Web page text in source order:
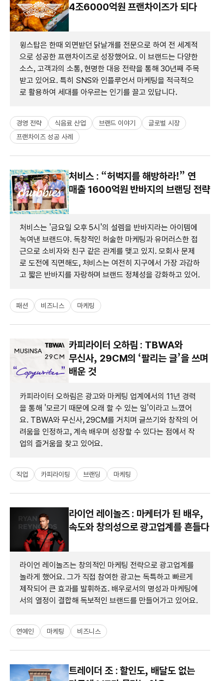
4조6000억원 프랜차이즈가 되다
윙스탑은 한때 외면받던 닭날개를 전문으로 하여 전 세계적
으로 성공한 프랜차이즈로 성장했어요. 이 브랜드는 다양한
소스, 고객과의 소통, 현명한 대응 전략을 통해 30년째 주목
받고 있어요. 특히 SNS와 인플루언서 마케팅을 적극적으
로 활용하여 세대를 아우르는 인기를 끌고 있답니다.
경영 전략 식음료 산업 브랜드 이야기
글로벌 시장
프랜차이즈 성공 사례
처비스 : “허벅지를 해방하라!” 연
매출 1600억원 반바지의 브랜딩 전략
처비스는 '금요일 오후 5시'의 설렘을 반바지라는 아이템에
녹여낸 브랜드야. 독창적인 허술한 마케팅과 유머러스한 접
근으로 소비자와 친구 같은 관계를 맺고 있지. 모회사 문제
로 도전에 직면해도, 처비스는 여전히 지구에서 가장 과감하
고 짧은 반바지를 자랑하며 브랜드 정체성을 강화하고 있어.
패션 비즈니스 마케팅
카피라이터 오하림 : TBWA와
무신사, 29CM의 ‘팔리는 글’을 쓰며
배운 것
카피라이터 오하림은 광고와 마케팅 업계에서의 11년 경력
을 통해 '모르기 때문에 오래 할 수 있는 일'이라고 느꼈어
요. TBWA와 무신사, 29CM를 거치며 글쓰기와 창작의 어
려움을 인정하고, 계속 배우며 성장할 수 있다는 점에서 작
업의 즐거움을 찾고 있어요.
직업 카피라이팅 브랜딩 마케팅
라이언 레이놀즈 : 마케터가 된 배우,
속도와 창의성으로 광고업계를 흔들다
라이언 레이놀즈는 창의적인 마케팅 전략으로 광고업계를
놀라게 했어요. 그가 직접 참여한 광고는 독특하고 빠르게
제작되어 큰 효과를 발휘하죠. 배우로서의 명성과 마케팅에
서의 열정이 결합해 독보적인 브랜드를 만들어가고 있어요.
연예인 마케팅 비즈니스
트레이더 조 : 할인도, 배달도 없는